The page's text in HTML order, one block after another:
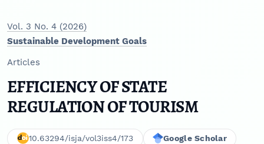
Vol. 3 No. 4 (2026)
Sustainable Development Goals
Articles
EFFICIENCY OF STATE
REGULATION OF TOURISM
10.63294/isja/vol3iss4/173 Google Scholar